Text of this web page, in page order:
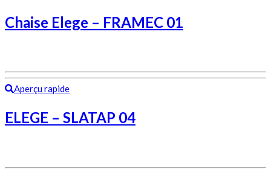
Chaise Elege – FRAMEC 01
Aperçu rapide
ELEGE – SLATAP 04